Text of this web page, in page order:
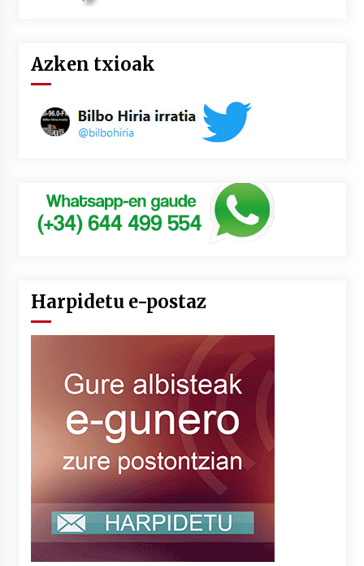
Azken txioak
Harpidetu e-postaz